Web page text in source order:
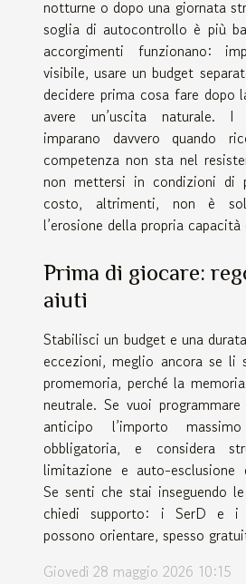
notturne o dopo una giornata
soglia di autocontrollo è più
accorgimenti funzionano:
visibile, usare un budget
decidere prima cosa fare dopo
avere un’uscita naturale. I
imparano davvero quando
competenza non sta nel
non mettersi in condizioni di
costo, altrimenti, non è
l’erosione della propria
Prima di giocare:
aiuti
Stabilisci un budget e una
eccezioni, meglio ancora se li
promemoria, perché la
neutrale. Se vuoi
anticipo l’importo
obbligatoria, e considera
limitazione e auto-esclusione
Se senti che stai inseguendo
chiedi supporto: i SerD e i
possono orientare, spesso
Giovedì 28 maggio 2026 10:15